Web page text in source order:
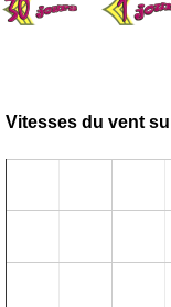
Vitesses du vent